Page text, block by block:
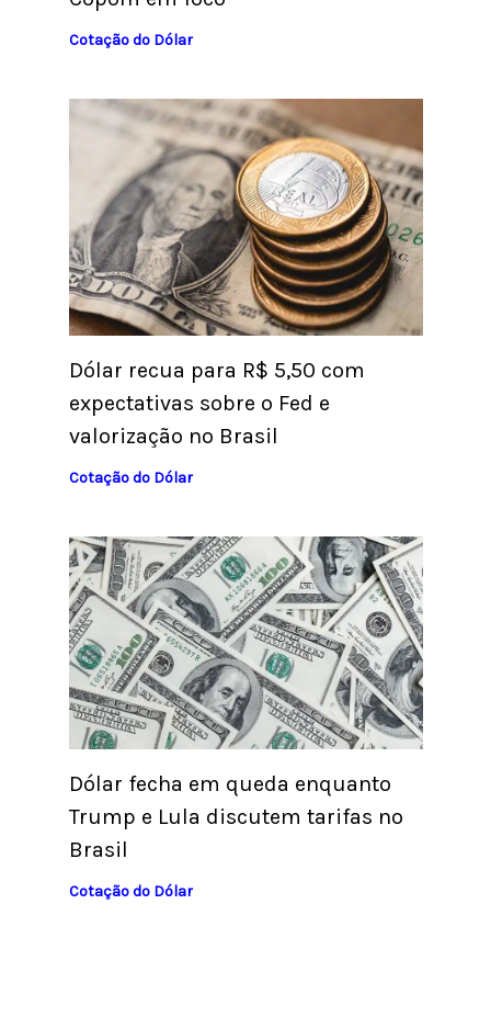
Cotação do Dólar
Dólar recua para R$ 5,50 com
expectativas sobre o Fed e
valorização no Brasil
Cotação do Dólar
Dólar fecha em queda enquanto
Trump e Lula discutem tarifas no
Brasil
Cotação do Dólar